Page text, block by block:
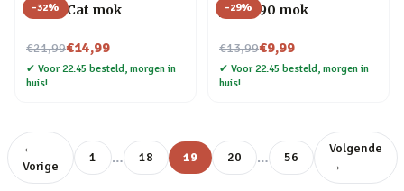
-32%
Crazy Cat mok
€21,99
Nu voor€14,99
✔ Voor 22:45 besteld, morgen in
huis!
-29%
Jaren 90 mok
€13,99
Nu voor€9,99
✔ Voor 22:45 besteld, morgen in
huis!
←
Vorige
1 … 18 19 20 … 56
Volgende
→